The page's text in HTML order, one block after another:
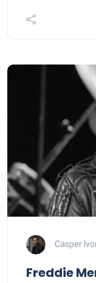
Casper
Freddie